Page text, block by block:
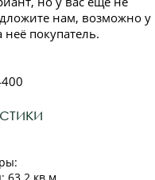
нам, возможно у
неё покупатель.